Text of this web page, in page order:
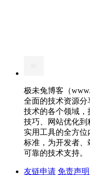
极未兔博客（
全面的技术资源
技术的各个领域
技巧、网站优化到
实用工具的全方
标准，为开发者
可靠的技术支持。
友链申请 免责声明